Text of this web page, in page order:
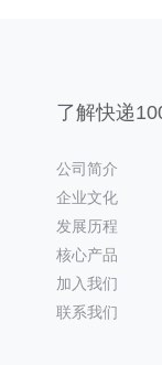
了解快递
公司简介
企业文化
发展历程
核心产品
加入我们
联系我们